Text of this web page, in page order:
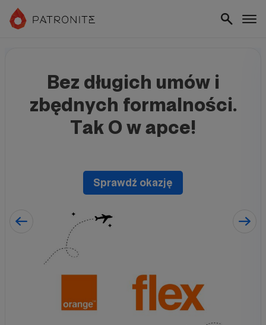
Bez długich umów i
zbędnych formalności.
Tak O w apce!
Sprawdź okazję